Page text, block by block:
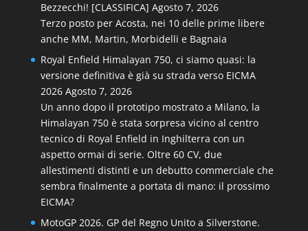
Bezzecchi! [CLASSIFICA] Agosto 7, 2026
Terzo posto per Acosta, nei 10 delle prime libere
anche MM, Martin, Morbidelli e Bagnaia
Royal Enfield Himalayan 750, ci siamo quasi: la
versione definitiva è già su strada verso EICMA
2026 Agosto 7, 2026
Un anno dopo il prototipo mostrato a Milano, la
Himalayan 750 è stata sorpresa vicino al centro
tecnico di Royal Enfield in Inghilterra con un
aspetto ormai di serie. Oltre 60 CV, due
allestimenti distinti e un debutto commerciale che
sembra finalmente a portata di mano: il prossimo
EICMA?
MotoGP 2026. GP del Regno Unito a Silverstone.